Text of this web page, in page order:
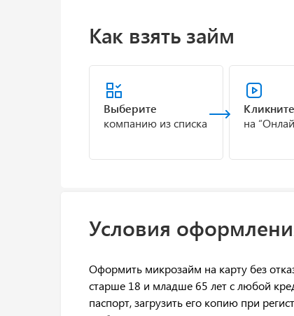
Как взять займ
Выберите
компанию из списка
Кликните
на
Условия
Оформить микрозайм на карту без
старше 18 и младше 65 лет с любой
паспорт, загрузить его копию при